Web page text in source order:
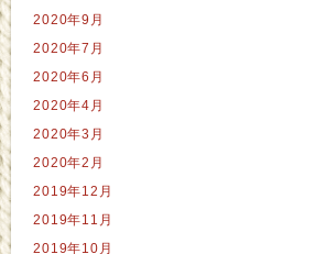
2020年9月
2020年7月
2020年6月
2020年4月
2020年3月
2020年2月
2019年12月
2019年11月
2019年10月